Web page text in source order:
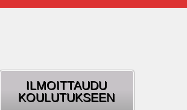
ILMOITTAUDU
KOULUTUKSEEN